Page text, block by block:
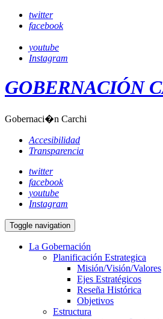
twitter
facebook
youtube
Instagram
GOBERNACIÓN
Gobernaci�n Carchi
Accesibilidad
Transparencia
twitter
facebook
youtube
Instagram
Toggle navigation
La Gobernación
Planificación Estrategica
Misión/Visión/Valores
Ejes Estratégicos
Reseña Histórica
Objetivos
Estructura